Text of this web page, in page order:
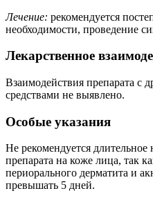
Лечение: рекомендуется
необходимости, проведение
Лекарственное
Взаимодействия препарата с
средствами не выявлено.
Особые указания
Не рекомендуется
препарата на коже лица, так
периорального дерматита и
превышать 5 дней.